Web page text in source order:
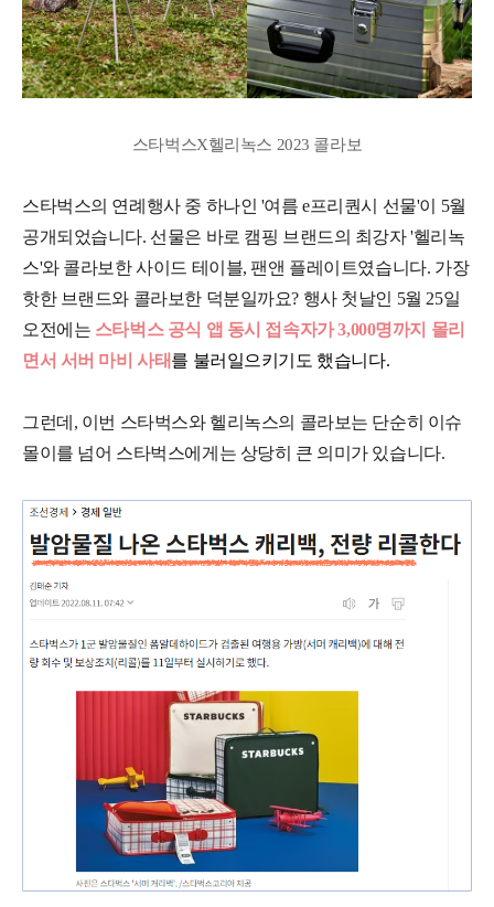
스타벅스X헬리녹스 2023 콜라보
스타벅스의 연례행사 중 하나인 '여름 e프리퀀시 선물'이 5월
공개되었습니다. 선물은 바로 캠핑 브랜드의 최강자 '헬리녹
스'와 콜라보한 사이드 테이블, 팬앤 플레이트였습니다. 가장
핫한 브랜드와 콜라보한 덕분일까요? 행사 첫날인 5월 25일
오전에는 스타벅스 공식 앱 동시 접속자가 3,000명까지 몰리
면서 서버 마비 사태를 불러일으키기도 했습니다.
그런데, 이번 스타벅스와 헬리녹스의 콜라보는 단순히 이슈
몰이를 넘어 스타벅스에게는 상당히 큰 의미가 있습니다.